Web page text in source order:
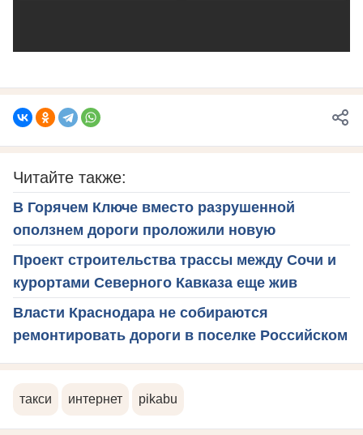
Читайте также:
В Горячем Ключе вместо разрушенной
оползнем дороги проложили новую
Проект строительства трассы между Сочи и
курортами Северного Кавказа еще жив
Власти Краснодара не собираются
ремонтировать дороги в поселке Российском
такси интернет pikabu